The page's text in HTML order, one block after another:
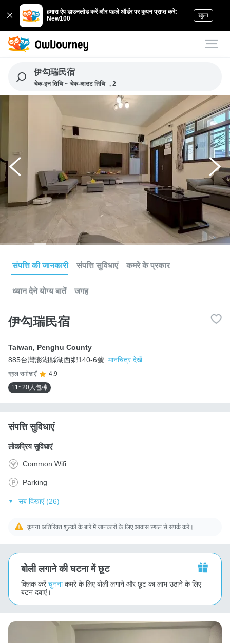
हमारा ऐप डाउनलोड करें और पहले ऑर्डर पर कूपन प्राप्त करें:
New100
खुला
伊勾瑞民宿
चेक-इन तिथि ~ चेक-आउट तिथि , 2
संपत्ति की जानकारी संपत्ति सुविधाएं कमरे के प्रकार
ध्यान देने योग्य बातें जगह
伊勾瑞民宿
Taiwan, Penghu County
885台灣澎湖縣湖西鄉140-6號 मानचित्र देखें
गूगल समीक्षाएँ
4.9
11~20人包棟
संपत्ति सुविधाएं
लोकप्रिय सुविधाएं
Common Wifi
Parking
सब दिखाएं (26)
कृपया अतिरिक्त शुल्कों के बारे में जानकारी के लिए आवास स्थल से संपर्क करें।
बोली लगाने की घटना में छूट
क्लिक करेंचुननाकमरे के लिए बोली लगाने और छूट का लाभ उठाने के लिए
बटन दबाएं।